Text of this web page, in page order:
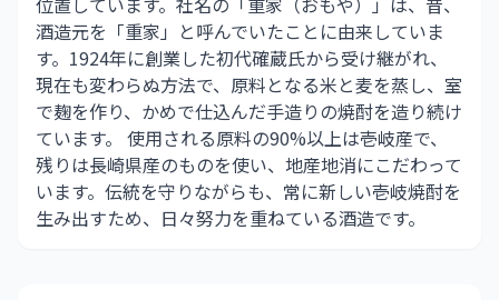
酒造元を「重家」と呼んでいたことに由来していま
す。1924年に創業した初代確蔵氏から受け継がれ、
現在も変わらぬ方法で、原料となる米と麦を蒸し、室
で麹を作り、かめで仕込んだ手造りの焼酎を造り続け
ています。 使用される原料の90%以上は壱岐産で、
残りは長崎県産のものを使い、地産地消にこだわって
います。伝統を守りながらも、常に新しい壱岐焼酎を
生み出すため、日々努力を重ねている酒造です。